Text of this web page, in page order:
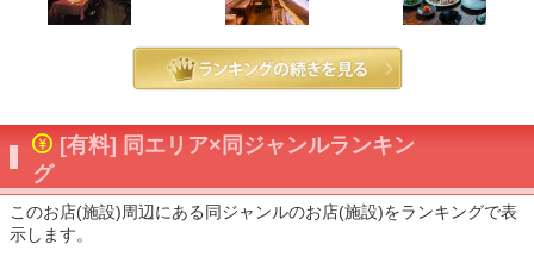
[有料] 同エリア×同ジャンルランキン
グ
このお店(施設)周辺にある同ジャンルのお店(施設)をランキングで表
示します。